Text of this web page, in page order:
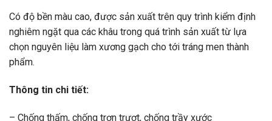
Có độ bền màu cao, được sản xuất trên quy trình kiểm định
nghiêm ngặt qua các khâu trong quá trình sản xuất từ lựa
chọn nguyên liệu làm xương gạch cho tới tráng men thành
phẩm.
Thông tin chi tiết:
– Chống thấm, chống trơn trượt, chống trầy xước